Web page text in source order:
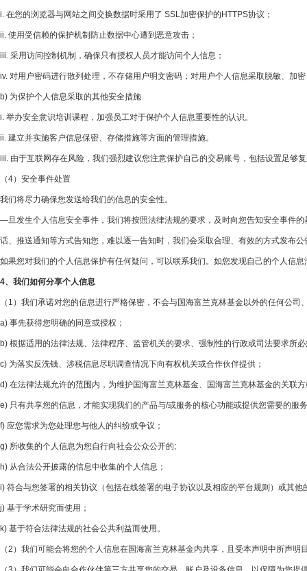
i. 在您的浏览器与网站之间交换数据时采用了 SSL加密保护的HTTPS协议；
ii. 使用受信赖的保护机制防止数据中心遭到恶意攻击；
iii. 采用访问控制机制，确保只有授权人员才能访问个人信息；
iv. 对用户密码进行散列处理，不存储用户明文密码；对用户个人信息采取脱敏、加
b) 为保护个人信息采取的其他安全措施
i. 举办安全意识培训课程，加强员工对于保护个人信息重要性的认识。
ii. 建立并实施客户信息保密、存储措施等方面的管理措施。
iii. 由于互联网存在风险，我们强烈建议您注意保护自己的交易账号，包括设置足够
（4）安全事件处置
我们将尽力确保您发送给我们的信息的安全性。
—旦发生个人信息安全事件，我们将按照法律法规的要求，及时向您告知安全事件
话、推送通知等方式告知您，难以逐一告知时，我们会采取合理、有效的方式发布
如果您对我们的个人信息保护有任何疑问，可以联系我们。如您发现自己的个人信
4、我们如何分享个人信息
（1）我们承诺对您的信息进行严格保密，不会与国海富兰克林基金以外的任何公
a) 事先获得您明确的同意或授权；
b) 根据适用的法律法规、法律程序、监管机关的要求、强制性的行政或司法要求所
c) 为落实反洗钱、涉税信息尽职调查情况下向有权机关或合作伙伴提供；
d) 在法律法规允许的范围内，为维护国海富兰克林基金、国海富兰克林基金的关联
e) 只有共享您的信息，才能实现我们的产品与/或服务的核心功能或提供您需要的服
f) 应您需求为您处理您与他人的纠纷或争议；
g) 所收集的个人信息为您自行向社会公众公开的;
h) 从合法公开披露的信息中收集的个人信息；
i) 符合与您签署的相关协议（包括在线签署的电子协议以及相应的平台规则）或其他
j) 基于学术研究而使用；
k) 基于符合法律法规的社会公共利益而使用。
（2）我们可能会将您的个人信息在国海富兰克林基金内共享，且受本声明中所声